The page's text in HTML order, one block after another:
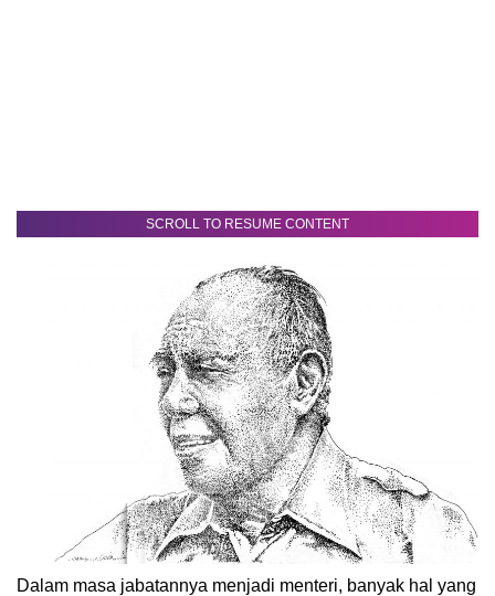
SCROLL TO RESUME CONTENT
Dalam masa jabatannya menjadi menteri, banyak hal yang